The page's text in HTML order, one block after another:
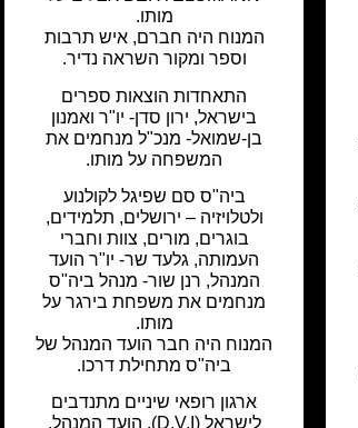
מותו.
המנוח היה חברם, איש תרבות
וספר ומקור השראה נדיר.
התאחדות הוצאות ספרים
בישראל, ירון סדן- יו"ר ואמנון
בן-שמואל- מנכ"ל מנחמים את
המשפחה על מותו.
ביה"ס סם שפיגל לקולנוע
ולטלויזיה – ירושלים, תלמידים,
בוגרים, מורים, צוות וחברי
העמותה, גלעד שר- יו"ר הועד
המנהל, רנן שור- מנהל ביה"ס
מנחמים את משפחת בירגר על
מותו.
המנוח היה חבר הועד המנהל של
ביה"ס מתחילת דרכו.
ארגון רופאי שיניים מתנדבים
לישראל (D.V.I), הועד המנהל,